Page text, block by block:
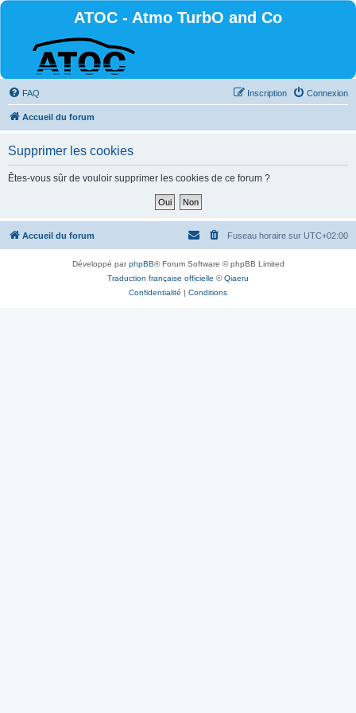
ATOC - Atmo TurbO and Co
FAQ Connexion
Inscription
Accueil du forum
Supprimer les cookies
Êtes-vous sûr de vouloir supprimer les cookies de ce forum ?
Accueil du forum Fuseau horaire sur UTC+02:00
Développé parphpBB® Forum Software © phpBB Limited
Traduction française officielle ©Qiaeru
Confidentialité | Conditions